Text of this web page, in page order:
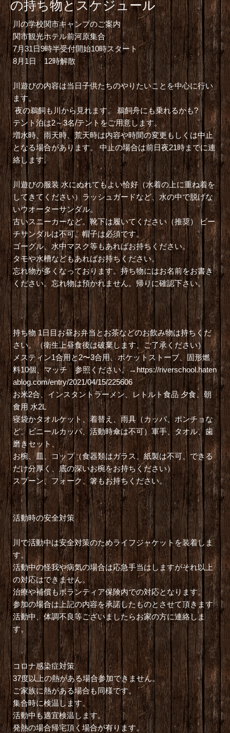
の持ち物とスケジュール
川の学校関市キャンプのご案内
関市観光ホテル前河原集合
7月31日9時半受付開始10時スタート
8月1日 12時解散
川遊びの内容は当日子供たちのやりたいことを中心に行い
ます。
夜の鵜飼も川から見れます。 鵜飼舟にも乗れるかも?
テント泊は2～3名/テントをご用意します。
増水時、雨天時、荒天時は内容や時間の変更もしくは中止
となる場合があります。 中止の場合は前日夜21時までに連
絡します。
川遊びの服装 水にぬれてもよい恰好（水着の上に重ね着を
してきてください）ラッシュガードなど、水の中で脱げな
いウオーターサンダル。
古いスニーカーなど。靴下は履いてください（推奨） ビー
チサンダルは不可。帽子は必須です。
ゴーグル、水中マスク等もあればお持ちください。
タモや水槽などもあればお持ちください。
忘れ物が多くなっております。持ち物にはお名前をお書き
ください。忘れ物は預かれません。帰りに確認下さい。
持ち物 1日目お昼お弁当とお茶などのお飲み物は持ちくだ
さい。（衛生上昼食後は破棄します、ご了承ください）
メスティン1合用と2〜3合用、ポケットストーブ、固形燃
料10個、マッチ 参照ください。→https://riverschool.haten
ablog.com/entry/2021/04/15/225606
お米2合、インスタントラーメン、レトルト食品 夕食、朝
食用 水2L
寝袋かタオルケット、着替え、雨具（カッパ、ポンチョな
ど。ビニールカッパ、活動時傘は不可）軍手、タオル、歯
磨きセット、
お椀、皿、コップ（食器類はガラス、紙製は不可、できる
だけ分厚く、底の深いお椀をお持ちください）
スプーン、フォーク、箸もお持ちください。
活動時の安全対策
川で活動中は安全対策のためライフジャケットを装着しま
す。
活動中の怪我や病気の場合は応急手当はしますがそれ以上
の対応はできません。
治療や補償もボランティア保険内での対応となります。
参加の場合は上記の内容を承諾したものとさせて頂きます
活動中、体調不良等ございましたらお家の方に連絡しま
す。
コロナ感染症対策
37度以上の熱がある場合参加できません。
ご家族に熱がある場合も同様です。
集合時に検温します。
活動中も適宜検温します。
発熱の場合帰宅頂く場合が有ります。